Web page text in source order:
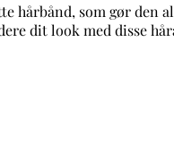
hårbånd, som gør den
dit look med disse